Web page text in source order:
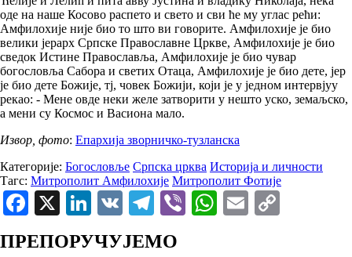
оде на наше Косово распето и свето и сви ће му углас рећи:
Амфилохије није био то што ви говорите. Амфилохије је био
велики јерарх Српске Православне Цркве, Амфилохије је био
сведок Истине Православља, Амфилохије је био чувар
богословља Сабора и светих Отаца, Амфилохије је био дете, јер
је био дете Божије, тј, човек Божији, који је у једном интервјуу
рекао: - Мене овде неки желе затворити у нешто уско, земаљско,
а мени су Космос и Васиона мало.
Извор, фото: Епархија зворничко-тузланска
Категорије: Богословље Српска црква Историја и личности
Тагс: Митрополит Амфилохије Митрополит Фотије
Facebook
X LinkedIn
VK Telegram
ViberWhatsApp
Email
ПРЕПОРУЧУЈЕМО